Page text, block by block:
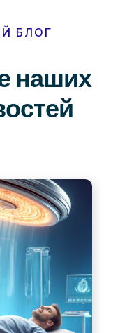
БЛОГ
наших